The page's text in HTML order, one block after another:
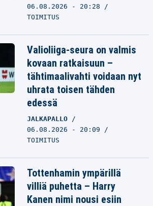
06.08.2026 - 20:28
TOIMITUS
Valioliiga-seura on valmis
kovaan ratkaisuun –
tähtimaalivahti voidaan nyt
uhrata toisen tähden
edessä
JALKAPALLO
06.08.2026 - 20:09
TOIMITUS
Tottenhamin ympärillä
villiä puhetta – Harry
Kanen nimi nousi esiin